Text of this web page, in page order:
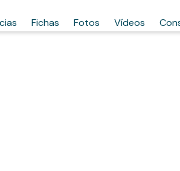
Fichas Fotos Vídeos